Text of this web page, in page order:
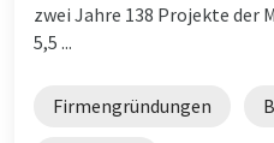
zwei Jahre 138 Projekte der
5,5 ...
Firmengründungen